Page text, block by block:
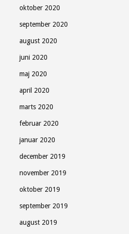
oktober 2020
september 2020
august 2020
juni 2020
maj 2020
april 2020
marts 2020
februar 2020
januar 2020
december 2019
november 2019
oktober 2019
september 2019
august 2019